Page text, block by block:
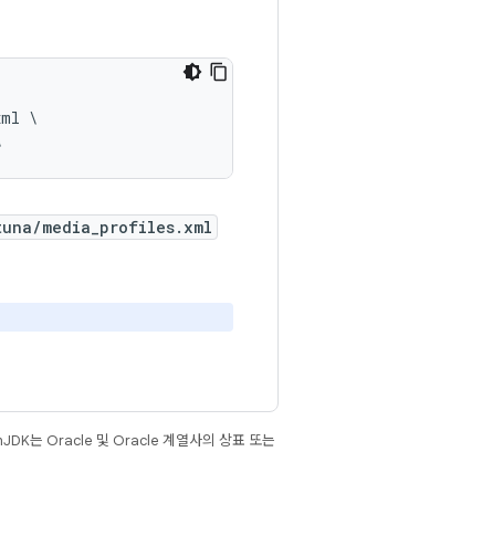
\
media_profiles.xml
는 Oracle 및 Oracle 계열사의 상표 또는